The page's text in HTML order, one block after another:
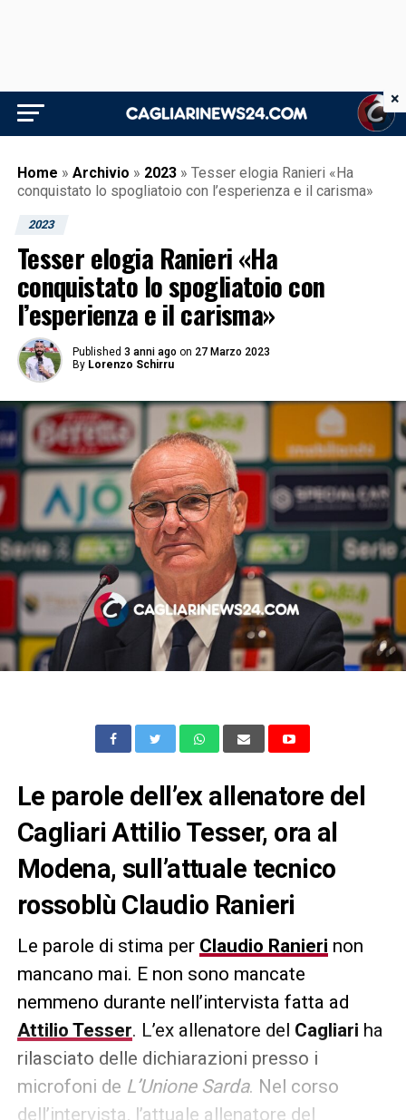
Home » Archivio » 2023 » Tesser elogia Ranieri «Ha
conquistato lo spogliatoio con l’esperienza e il carisma»
2023
Tesser elogia Ranieri «Ha
conquistato lo spogliatoio con
l’esperienza e il carisma»
Published 3 anni ago on 27 Marzo 2023
By Lorenzo Schirru
Le parole dell’ex allenatore del
Cagliari Attilio Tesser, ora al
Modena, sull’attuale tecnico
rossoblù Claudio Ranieri
Le parole di stima per Claudio Ranieri non
mancano mai. E non sono mancate
nemmeno durante nell’intervista fatta ad
Attilio Tesser. L’ex allenatore del Cagliari ha
rilasciato delle dichiarazioni presso i
microfoni de L’Unione Sarda. Nel corso
dell’intervista, l’attuale allenatore del
×